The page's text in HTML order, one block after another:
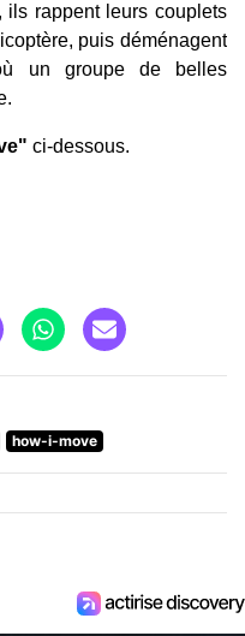
rappent leurs couplets
puis déménagent
un groupe de belles
ci-dessous.
how-i-move